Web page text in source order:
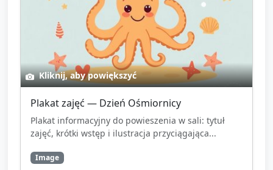
Kliknij, aby powiększyć
Plakat zajęć — Dzień Ośmiornicy
Plakat informacyjny do powieszenia w sali: tytuł
zajęć, krótki wstęp i ilustracja przyciągająca...
Image